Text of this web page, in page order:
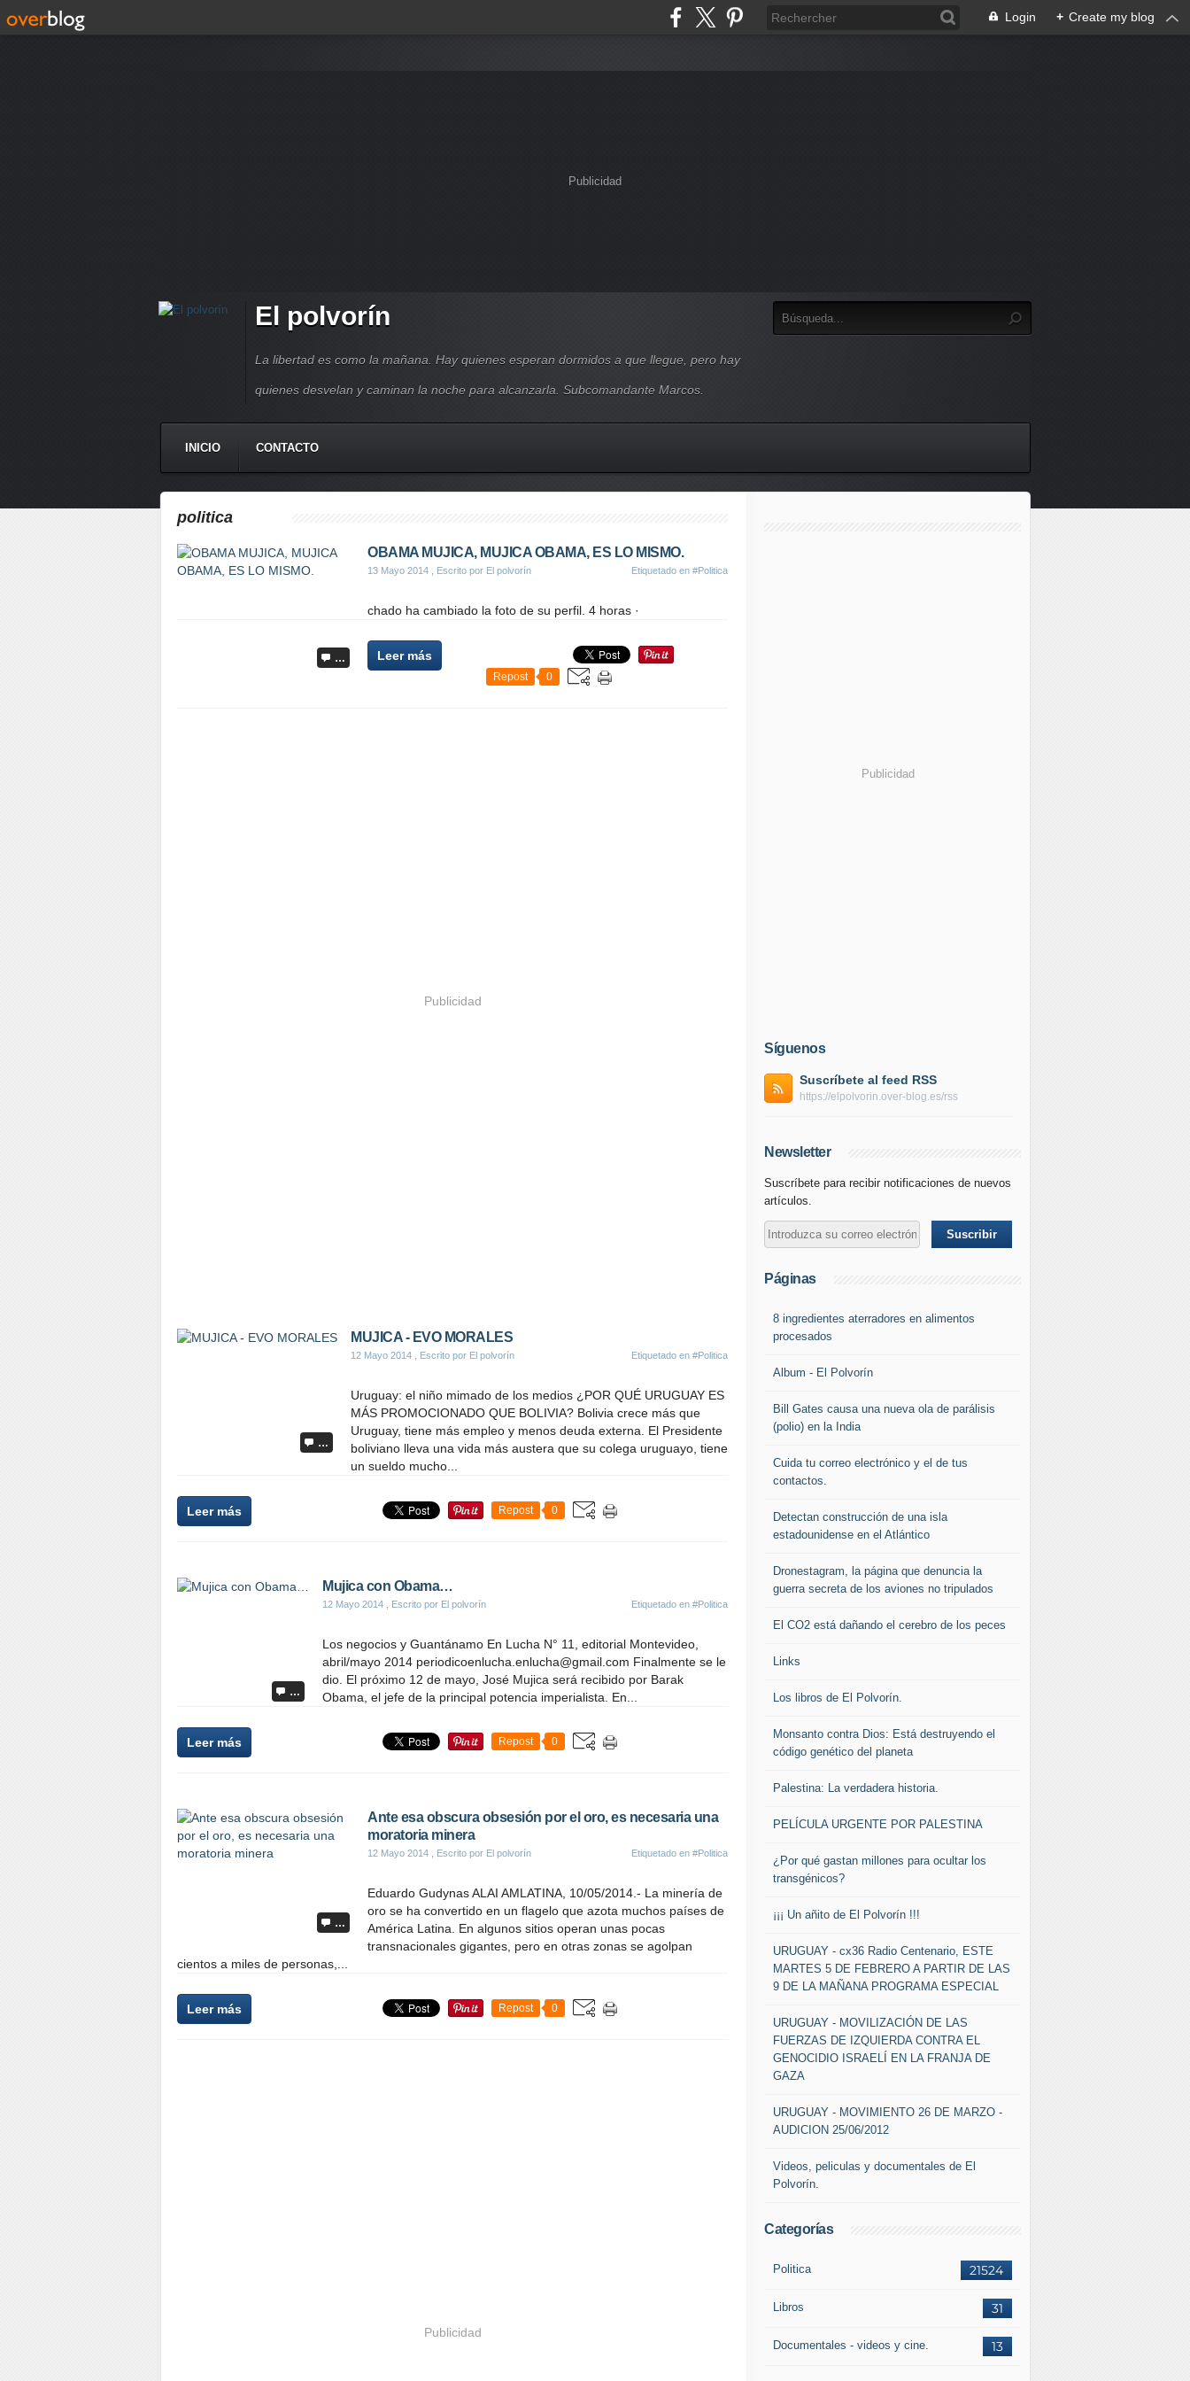
Login + Create my blog
Publicidad
El polvorín
La libertad es como la mañana. Hay quienes esperan dormidos a que llegue, pero hay
quienes desvelan y caminan la noche para alcanzarla. Subcomandante Marcos.
INICIO CONTACTO
politica
…
OBAMA MUJICA, MUJICA OBAMA, ES LO MISMO.
13 Mayo 2014 , Escrito por El polvorín Etiquetado en #Politica
chado ha cambiado la foto de su perfil. 4 horas ·
Leer más
Repost 0
Publicidad
…
MUJICA - EVO MORALES
12 Mayo 2014 , Escrito por El polvorín Etiquetado en #Politica
Uruguay: el niño mimado de los medios ¿POR QUÉ URUGUAY ES
MÁS PROMOCIONADO QUE BOLIVIA? Bolivia crece más que
Uruguay, tiene más empleo y menos deuda externa. El Presidente
boliviano lleva una vida más austera que su colega uruguayo, tiene
un sueldo mucho...
Leer más Repost 0
…
Mujica con Obama…
12 Mayo 2014 , Escrito por El polvorín Etiquetado en #Politica
Los negocios y Guantánamo En Lucha N° 11, editorial Montevideo,
abril/mayo 2014 periodicoenlucha.enlucha@gmail.com Finalmente se le
dio. El próximo 12 de mayo, José Mujica será recibido por Barak
Obama, el jefe de la principal potencia imperialista. En...
Leer más Repost 0
…
Ante esa obscura obsesión por el oro, es necesaria una
moratoria minera
12 Mayo 2014 , Escrito por El polvorín Etiquetado en #Politica
Eduardo Gudynas ALAI AMLATINA, 10/05/2014.- La minería de
oro se ha convertido en un flagelo que azota muchos países de
América Latina. En algunos sitios operan unas pocas
transnacionales gigantes, pero en otras zonas se agolpan
cientos a miles de personas,...
Leer más Repost 0
Publicidad
Publicidad
Síguenos
Suscríbete al feed RSS
https://elpolvorin.over-blog.es/rss
Newsletter
Suscríbete para recibir notificaciones de nuevos
artículos.
Páginas
8 ingredientes aterradores en alimentos
procesados
Album - El Polvorín
Bill Gates causa una nueva ola de parálisis
(polio) en la India
Cuida tu correo electrónico y el de tus
contactos.
Detectan construcción de una isla
estadounidense en el Atlántico
Dronestagram, la página que denuncia la
guerra secreta de los aviones no tripulados
El CO2 está dañando el cerebro de los peces
Links
Los libros de El Polvorín.
Monsanto contra Dios: Está destruyendo el
código genético del planeta
Palestina: La verdadera historia.
PELÍCULA URGENTE POR PALESTINA
¿Por qué gastan millones para ocultar los
transgénicos?
¡¡¡ Un añito de El Polvorín !!!
URUGUAY - cx36 Radio Centenario, ESTE
MARTES 5 DE FEBRERO A PARTIR DE LAS
9 DE LA MAÑANA PROGRAMA ESPECIAL
URUGUAY - MOVILIZACIÓN DE LAS
FUERZAS DE IZQUIERDA CONTRA EL
GENOCIDIO ISRAELÍ EN LA FRANJA DE
GAZA
URUGUAY - MOVIMIENTO 26 DE MARZO -
AUDICION 25/06/2012
Videos, peliculas y documentales de El
Polvorín.
Categorías
21524
Politica
31
Libros
13
Documentales - videos y cine.